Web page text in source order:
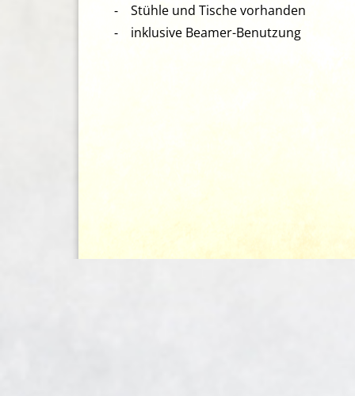
⁃ Stühle und Tische vorhanden
⁃ inklusive Beamer-Benutzung